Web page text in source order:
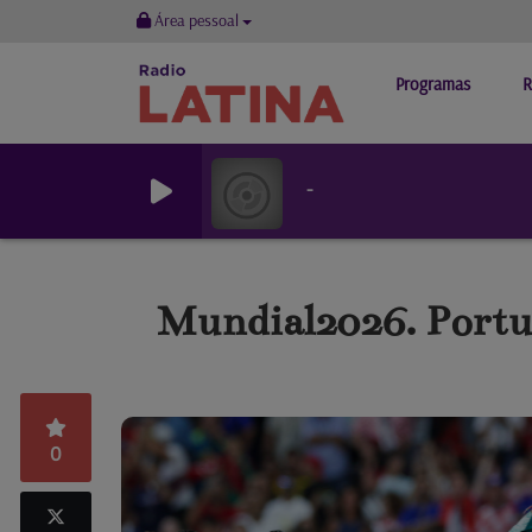
Área pessoal
Programas
-
Mundial2026.
0